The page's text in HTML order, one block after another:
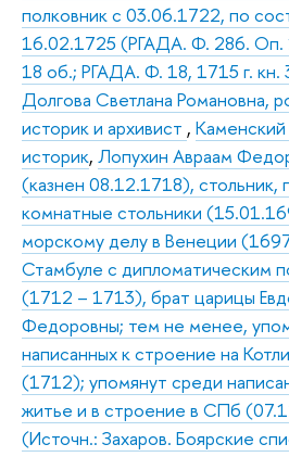
полковник с 03.06.1722, по
16.02.1725 (РГАДА. Ф. 286.
18 об.; РГАДА. Ф. 18, 1715 г. кн.
Долгова Светлана Романовна,
историк и архивист ,
историк, Лопухин Авраам
(казнен 08.12.1718), стольник,
комнатные стольники
морскому делу в Венеции
Стамбуле с дипломатическим
(1712 – 1713), брат царицы
Федоровны; тем не менее,
написанных к строение на
(1712); упомянут среди
житье и в строение в СПб
(Источн.: Захаров. Боярские